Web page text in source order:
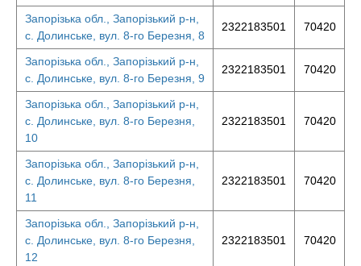
Запорізька обл., Запорізький р-н,
с. Долинське, вул. 8-го Березня, 8
2322183501 70420
Запорізька обл., Запорізький р-н,
с. Долинське, вул. 8-го Березня, 9
2322183501 70420
Запорізька обл., Запорізький р-н,
с. Долинське, вул. 8-го Березня,
10
2322183501 70420
Запорізька обл., Запорізький р-н,
с. Долинське, вул. 8-го Березня,
11
2322183501 70420
Запорізька обл., Запорізький р-н,
с. Долинське, вул. 8-го Березня,
12
2322183501 70420